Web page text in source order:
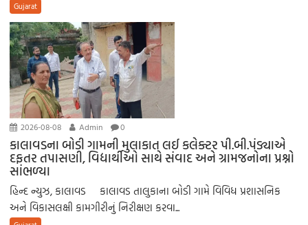
Gujarat
2026-08-08 Admin 0
કાલાવડના બોડી ગામની મુલાકાત લઈ કલેક્ટર પી.બી.પંડ્યાએ
દફતર તપાસણી, વિદ્યાર્થીઓ સાથે સંવાદ અને ગ્રામજનોના પ્રશ્નો
સાંભળ્યા
હિન્દ ન્યુઝ, કાલાવડ કાલાવડ તાલુકાના બોડી ગામે વિવિધ પ્રશાસનિક
અને વિકાસલક્ષી કામગીરીનું નિરીક્ષણ કરવા...